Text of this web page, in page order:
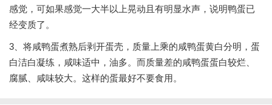
感觉，可如果感觉一大半以上晃动且有明显水声，说明鸭蛋已
经变质了。
3、将咸鸭蛋煮熟后剥开蛋壳，质量上乘的咸鸭蛋黄白分明，蛋
白洁白凝练，咸味适中，油多。而质量差的咸鸭蛋蛋白较烂、
腐腻、咸味较大。这样的蛋最好不要食用。